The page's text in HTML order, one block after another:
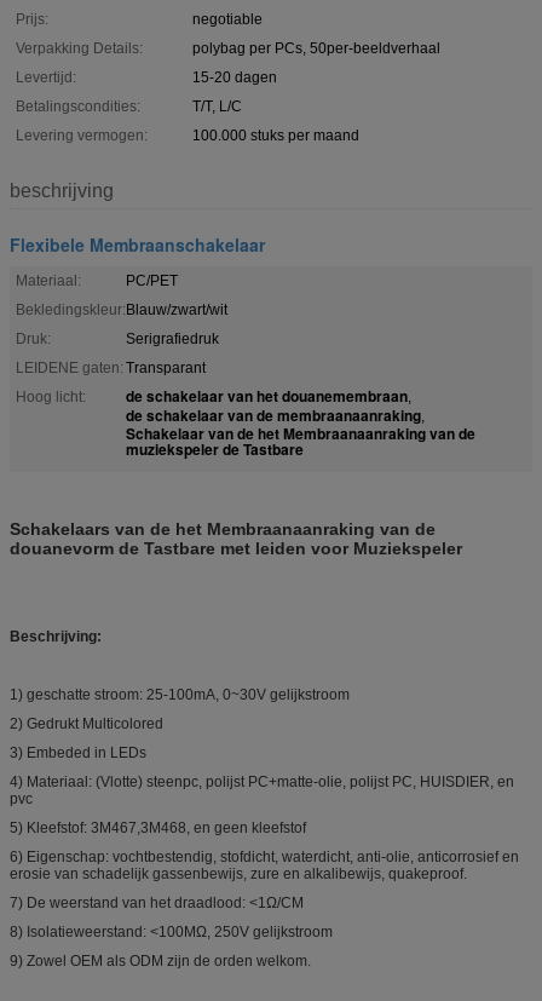
Prijs:
negotiable
Verpakking Details:
polybag per PCs, 50per-beeldverhaal
Levertijd:
15-20 dagen
Betalingscondities:
T/T, L/C
Levering vermogen:
100.000 stuks per maand
beschrijving
Flexibele Membraanschakelaar
Materiaal:
PC/PET
Bekledingskleur:Blauw/zwart/wit
Druk:
Serigrafiedruk
LEIDENE gaten: Transparant
Hoog licht:
de schakelaar van het douanemembraan,
de schakelaar van de membraanaanraking,
Schakelaar van de het Membraanaanraking van de
muziekspeler de Tastbare
Schakelaars van de het Membraanaanraking van de
douanevorm de Tastbare met leiden voor Muziekspeler
Beschrijving:
1) geschatte stroom: 25-100mA, 0~30V gelijkstroom
2) Gedrukt Multicolored
3) Embeded in LEDs
4) Materiaal: (Vlotte) steenpc, polijst PC+matte-olie, polijst PC, HUISDIER, en
pvc
5) Kleefstof: 3M467,3M468, en geen kleefstof
6) Eigenschap: vochtbestendig, stofdicht, waterdicht, anti-olie, anticorrosief en
erosie van schadelijk gassenbewijs, zure en alkalibewijs, quakeproof.
7) De weerstand van het draadlood: <1Ω/CM
8) Isolatieweerstand: <100MΩ, 250V gelijkstroom
9) Zowel OEM als ODM zijn de orden welkom.